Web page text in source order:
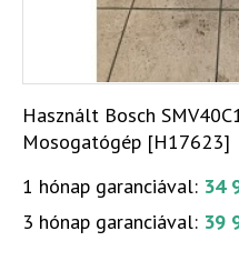
Használt Bosch
Mosogatógép [H17623]
1 hónap garanciával: 34
3 hónap garanciával: 39